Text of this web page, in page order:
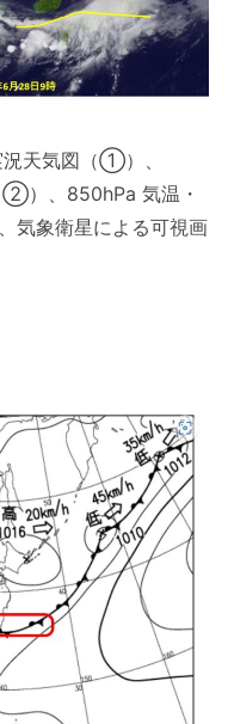
天気図（①）、
②）、850hPa 気温・
気象衛星による可視画